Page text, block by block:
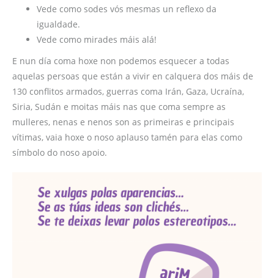
Vede como sodes vós mesmas un reflexo da
igualdade.
Vede como mirades máis alá!
E nun día coma hoxe non podemos esquecer a todas
aquelas persoas que están a vivir en calquera dos máis de
130 conflitos armados, guerras coma Irán, Gaza, Ucraína,
Siria, Sudán e moitas máis nas que coma sempre as
mulleres, nenas e nenos son as primeiras e principais
vítimas, vaia hoxe o noso aplauso tamén para elas como
símbolo do noso apoio.